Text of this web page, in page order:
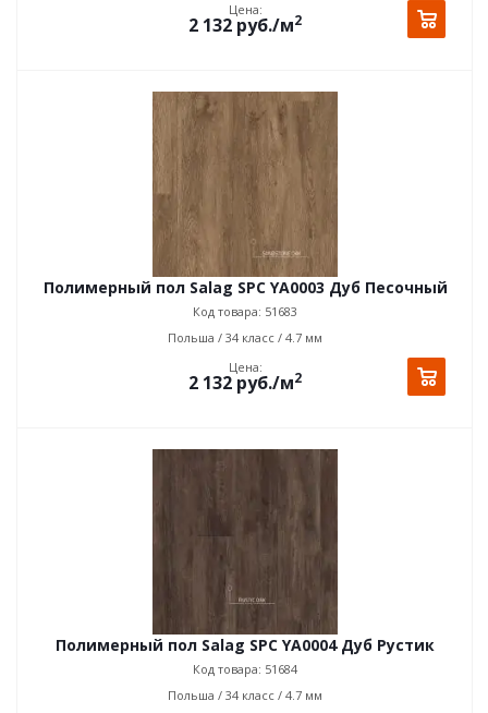
Цена:
2 132 руб./м2
Полимерный пол Salag SPC YA0003 Дуб Песочный
Код товара: 51683
Польша / 34 класс / 4.7 мм
Цена:
2 132 руб./м2
Полимерный пол Salag SPC YA0004 Дуб Рустик
Код товара: 51684
Польша / 34 класс / 4.7 мм